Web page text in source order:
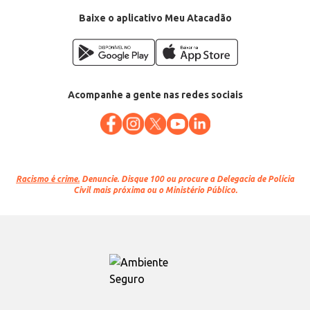
Baixe o aplicativo Meu Atacadão
Acompanhe a gente nas redes sociais
Racismo é crime. Denuncie. Disque 100 ou procure a Delegacia de Polícia
Civil mais próxima ou o Ministério Público.